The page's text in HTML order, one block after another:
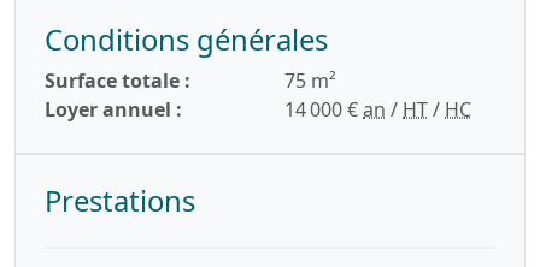
Conditions générales
Surface totale :
75 m²
Loyer annuel :
14 000 €an / HT/ HC
Prestations